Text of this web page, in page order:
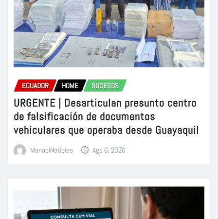
ECUADOR HOME SUCESOS
URGENTE | Desarticulan presunto centro
de falsificación de documentos
vehiculares que operaba desde Guayaquil
ManabiNoticias Ago 6, 2026